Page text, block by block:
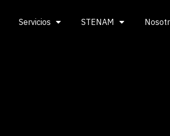
Servicios STENAM